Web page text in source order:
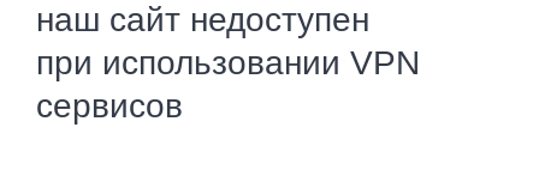
наш сайт недоступен
при использовании VPN
сервисов